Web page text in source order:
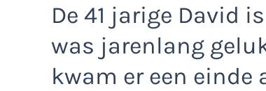
De 41 jarige David
was jarenlang
kwam er een